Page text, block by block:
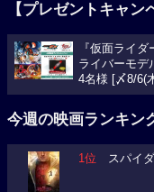
【プレゼントキャン
『仮面ライ
ライバーモデ
4名様 [〆8/6(
今週の映画ランキン
1位 スパイダ